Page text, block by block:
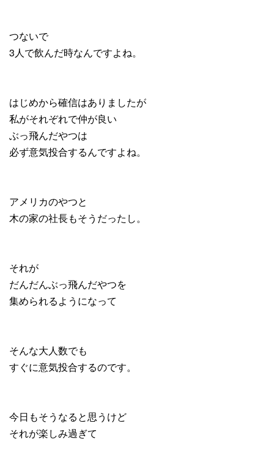
つないで
3人で飲んだ時なんですよね。
はじめから確信はありましたが
私がそれぞれで仲が良い
ぶっ飛んだやつは
必ず意気投合するんですよね。
アメリカのやつと
木の家の社長もそうだったし。
それが
だんだんぶっ飛んだやつを
集められるようになって
そんな大人数でも
すぐに意気投合するのです。
今日もそうなると思うけど
それが楽しみ過ぎて